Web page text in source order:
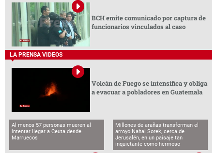
BCH emite comunicado por captura de
funcionarios vinculados al caso
LA PRENSA VIDEOS
Volcán de Fuego se intensifica y obliga
a evacuar a pobladores en Guatemala
Al menos 57 personas mueren al
intentar llegar a Ceuta desde
Marruecos
Millones de arañas transforman el
arroyo Nahal Sorek, cerca de
Jerusalén, en un paisaje tan
inquietante como hermoso